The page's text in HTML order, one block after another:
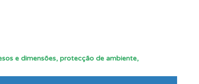
e dimensões, protecção de ambiente,